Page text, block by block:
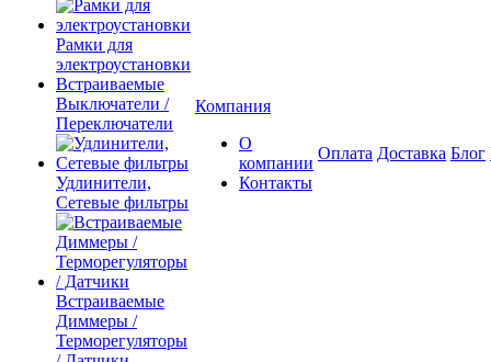
Рамки для
электроустановки
Встраиваемые
Выключатели /
Переключатели
Удлинители,
Сетевые фильтры
Встраиваемые
Диммеры /
Терморегуляторы
Компания
О
компании
Контакты
Оплата Доставка Блог